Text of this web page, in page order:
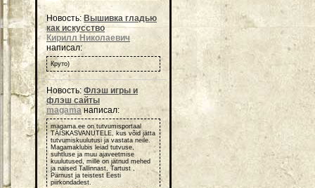
Новость:Вышивка гладью
как искусство
Кирилл Николаевич
написал:
Круто)
Новость: Флэш игры и
флэш сайты
magama написал:
magama.ee on tutvumisportaal
TÄISKASVANUTELE, kus võid jätta
tutvumiskuulutusi ja vastata neile.
Magamaklubis leiad tutvuse,
suhtluse ja muu ajaveetmise
kuulutused, mille on jätnud mehed
ja naised Tallinnast, Tartust ,
Pärnust ja teistest Eesti
piirkondadest.